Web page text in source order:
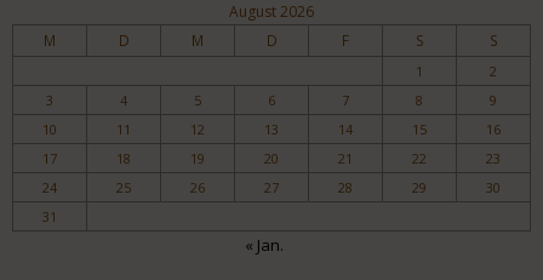
August 2026
M D M D F S S
1
2
3
4 5 6 7 8
9
10
11 12 13 14 15
16
17
18 19 20 21 22
23
24
25 26 27 28 29
30
31
« Jan.